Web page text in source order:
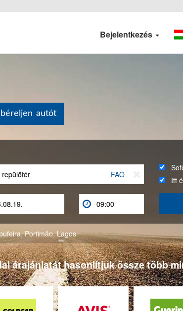
Bejelentkezés
autót
FAO

Itt
,Portimão,Lagos
árajánlatát hasonlítjuk össze több